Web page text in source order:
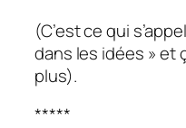
(C’est ce qui
dans les idées » et
plus).
*****